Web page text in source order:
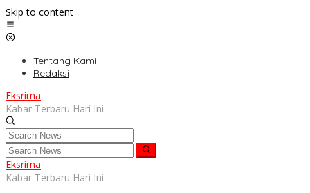
Skip to content
Tentang Kami
Redaksi
Eksrima
Kabar Terbaru Hari Ini
Eksrima
Kabar Terbaru Hari Ini